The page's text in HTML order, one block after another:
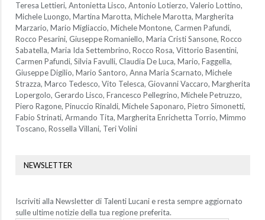
Teresa Lettieri, Antonietta Lisco, Antonio Lotierzo, Valerio Lottino,
Michele Luongo, Martina Marotta, Michele Marotta, Margherita
Marzario, Mario Migliaccio, Michele Montone, Carmen Pafundi,
Rocco Pesarini, Giuseppe Romaniello, Maria Cristi Sansone, Rocco
Sabatella, Maria Ida Settembrino, Rocco Rosa, Vittorio Basentini,
Carmen Pafundi, Silvia Favulli, Claudia De Luca, Mario, Faggella,
Giuseppe Digilio, Mario Santoro, Anna Maria Scarnato, Michele
Strazza, Marco Tedesco, Vito Telesca, Giovanni Vaccaro, Margherita
Lopergolo, Gerardo Lisco, Francesco Pellegrino, Michele Petruzzo,
Piero Ragone, Pinuccio Rinaldi, Michele Saponaro, Pietro Simonetti,
Fabio Strinati, Armando Tita, Margherita Enrichetta Torrio, Mimmo
Toscano, Rossella Villani, Teri Volini
NEWSLETTER
Iscriviti alla Newsletter di Talenti Lucani e resta sempre aggiornato
sulle ultime notizie della tua regione preferita.